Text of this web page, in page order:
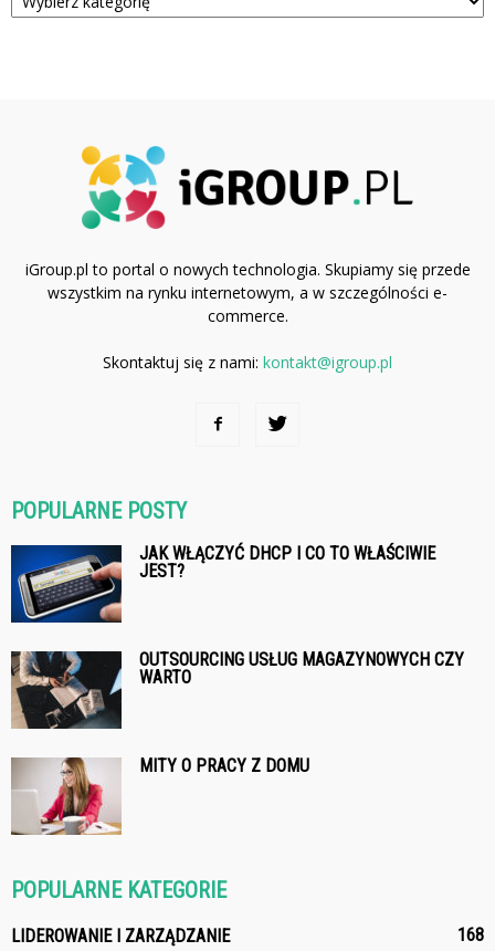
iGroup.pl to portal o nowych technologia. Skupiamy się przede
wszystkim na rynku internetowym, a w szczególności e-
commerce.
Skontaktuj się z nami: kontakt@igroup.pl
POPULARNE POSTY
JAK WŁĄCZYĆ DHCP I CO TO WŁAŚCIWIE
JEST?
OUTSOURCING USŁUG MAGAZYNOWYCH CZY
WARTO
MITY O PRACY Z DOMU
POPULARNE KATEGORIE
LIDEROWANIE I ZARZĄDZANIE 168